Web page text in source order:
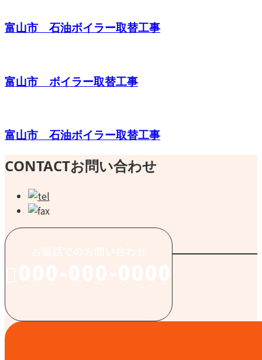
富山市 石油ボイラー取替工事
富山市 ボイラー取替工事
富山市 石油ボイラー取替工事
CONTACTお問い合わせ